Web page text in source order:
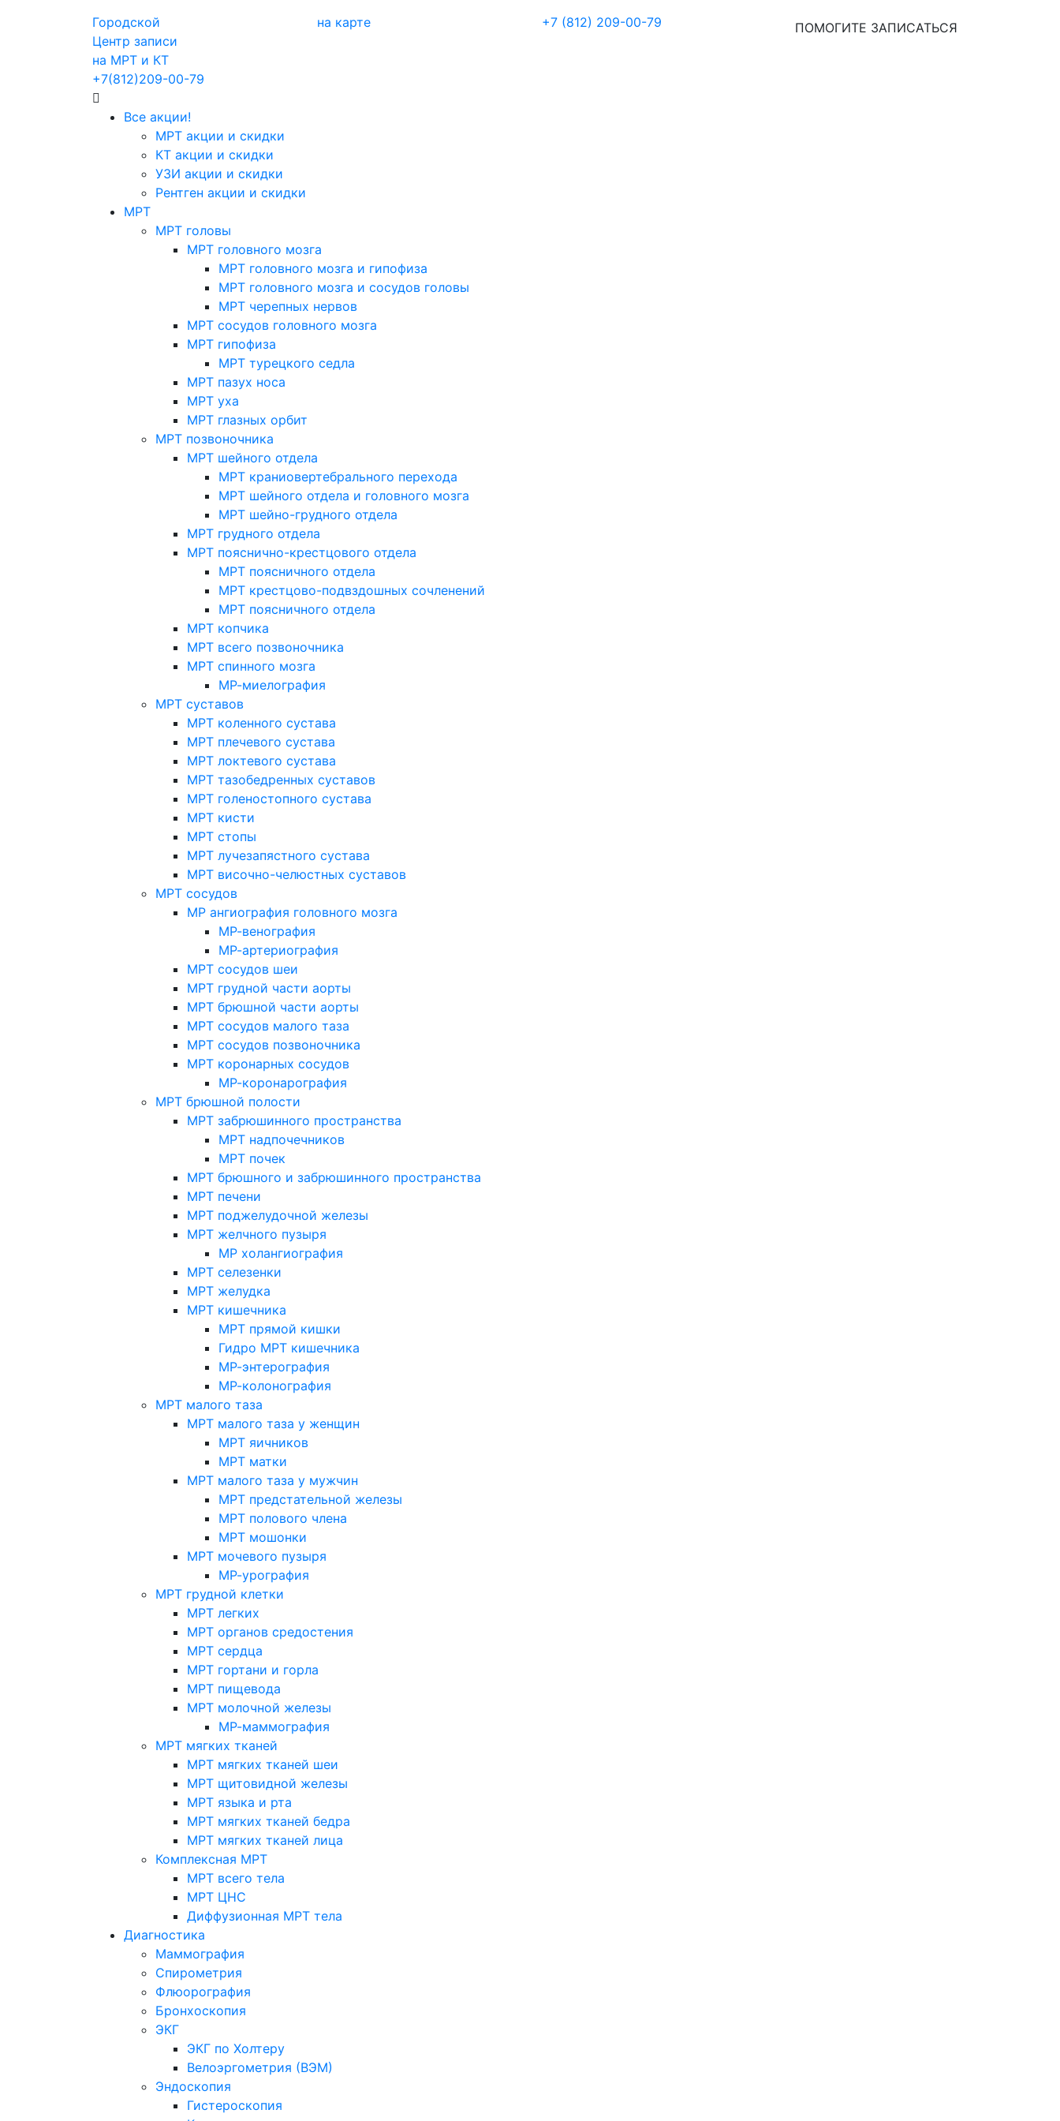
Городской
Центр записи
на МРТ и КТ
+7(812)209-00-79
на карте +7 (812) 209-00-79 ПОМОГИТЕ ЗАПИСАТЬСЯ
Все акции!
МРТ акции и скидки
КТ акции и скидки
УЗИ акции и скидки
Рентген акции и скидки
МРТ
МРТ головы
МРТ головного мозга
МРТ головного мозга и гипофиза
МРТ головного мозга и сосудов головы
МРТ черепных нервов
МРТ сосудов головного мозга
МРТ гипофиза
МРТ турецкого седла
МРТ пазух носа
МРТ уха
МРТ глазных орбит
МРТ позвоночника
МРТ шейного отдела
МРТ краниовертебрального перехода
МРТ шейного отдела и головного мозга
МРТ шейно-грудного отдела
МРТ грудного отдела
МРТ пояснично-крестцового отдела
МРТ поясничного отдела
МРТ крестцово-подвздошных сочленений
МРТ поясничного отдела
МРТ копчика
МРТ всего позвоночника
МРТ спинного мозга
МР-миелография
МРТ суставов
МРТ коленного сустава
МРТ плечевого сустава
МРТ локтевого сустава
МРТ тазобедренных суставов
МРТ голеностопного сустава
МРТ кисти
МРТ стопы
МРТ лучезапястного сустава
МРТ височно-челюстных суставов
МРТ сосудов
МР ангиография головного мозга
МР-венография
МР-артериография
МРТ сосудов шеи
МРТ грудной части аорты
МРТ брюшной части аорты
МРТ сосудов малого таза
МРТ сосудов позвоночника
МРТ коронарных сосудов
МР-коронарография
МРТ брюшной полости
МРТ забрюшинного пространства
МРТ надпочечников
МРТ почек
МРТ брюшного и забрюшинного пространства
МРТ печени
МРТ поджелудочной железы
МРТ желчного пузыря
МР холангиография
МРТ селезенки
МРТ желудка
МРТ кишечника
МРТ прямой кишки
Гидро МРТ кишечника
МР-энтерография
МР-колонография
МРТ малого таза
МРТ малого таза у женщин
МРТ яичников
МРТ матки
МРТ малого таза у мужчин
МРТ предстательной железы
МРТ полового члена
МРТ мошонки
МРТ мочевого пузыря
МР-урография
МРТ грудной клетки
МРТ легких
МРТ органов средостения
МРТ сердца
МРТ гортани и горла
МРТ пищевода
МРТ молочной железы
МР-маммография
МРТ мягких тканей
МРТ мягких тканей шеи
МРТ щитовидной железы
МРТ языка и рта
МРТ мягких тканей бедра
МРТ мягких тканей лица
Комплексная МРТ
МРТ всего тела
МРТ ЦНС
Диффузионная МРТ тела
Диагностика
Маммография
Спирометрия
Флюорография
Бронхоскопия
ЭКГ
ЭКГ по Холтеру
Велоэргометрия (ВЭМ)
Эндоскопия
Гистероскопия